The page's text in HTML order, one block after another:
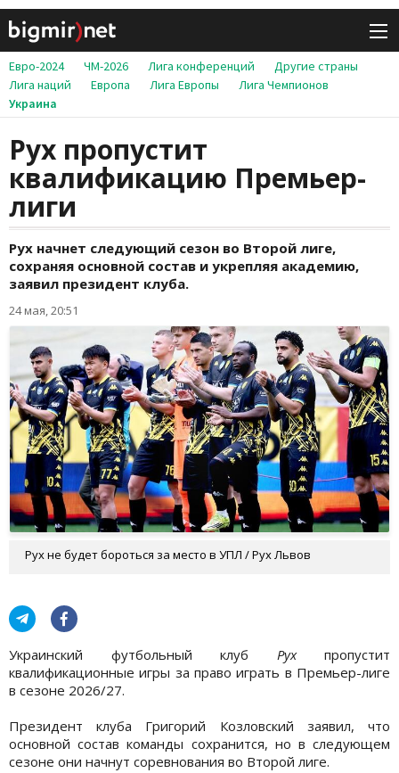
Евро-2024 ЧМ-2026 Лига конференций
Другие страны
Лига наций
Европа Лига Европы
Лига Чемпионов
Украина
Рух пропустит
квалификацию Премьер-
лиги
Рух начнет следующий сезон во Второй лиге,
сохраняя основной состав и укрепляя академию,
заявил президент клуба.
24 мая, 20:51
Рух не будет бороться за место в УПЛ / Рух Львов
Украинский футбольный клуб Рух пропустит
квалификационные игры за право играть в Премьер-лиге
в сезоне 2026/27.
Президент клуба Григорий Козловский заявил, что
основной состав команды сохранится, но в следующем
сезоне они начнут соревнования во Второй лиге.